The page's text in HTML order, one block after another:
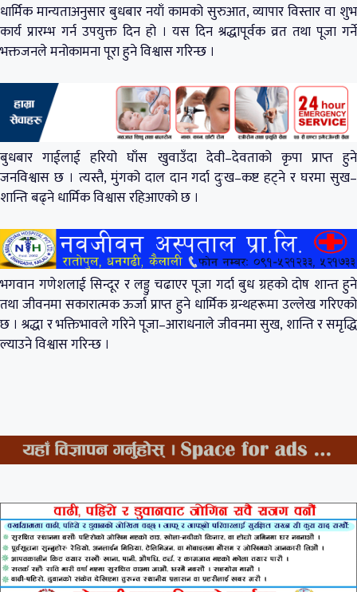
धार्मिक मान्यताअनुसार बुधबार नयाँ कामको सुरुआत, व्यापार विस्तार वा शुभ
कार्य प्रारम्भ गर्न उपयुक्त दिन हो । यस दिन श्रद्धापूर्वक व्रत तथा पूजा गर्ने
भक्तजनले मनोकामना पूरा हुने विश्वास गरिन्छ ।
बुधबार गाईलाई हरियो घाँस खुवाउँदा देवी–देवताको कृपा प्राप्त हुने
जनविश्वास छ । त्यस्तै, मुंगको दाल दान गर्दा दुःख–कष्ट हट्ने र घरमा सुख–
शान्ति बढ्ने धार्मिक विश्वास रहिआएको छ ।
भगवान गणेशलाई सिन्दूर र लड्डु चढाएर पूजा गर्दा बुध ग्रहको दोष शान्त हुने
तथा जीवनमा सकारात्मक ऊर्जा प्राप्त हुने धार्मिक ग्रन्थहरूमा उल्लेख गरिएको
छ । श्रद्धा र भक्तिभावले गरिने पूजा–आराधनाले जीवनमा सुख, शान्ति र समृद्धि
ल्याउने विश्वास गरिन्छ ।